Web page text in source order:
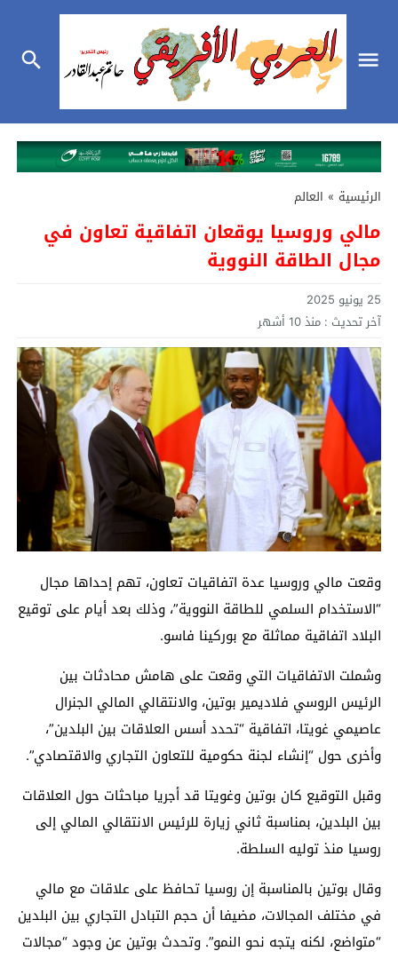
الرئيسية » العالم
مالي وروسيا يوقعان اتفاقية تعاون في
مجال الطاقة النووية
25 يونيو 2025
آخر تحديث : منذ 10 أشهر
وقعت مالي وروسيا عدة اتفاقيات تعاون، تهم إحداها مجال
“الاستخدام السلمي للطاقة النووية”، وذلك بعد أيام على توقيع
البلاد اتفاقية مماثلة مع بوركينا فاسو.
وشملت الاتفاقيات التي وقعت على هامش محادثات بين
الرئيس الروسي فلاديمير بوتين، والانتقالي المالي الجنرال
عاصيمي غويتا، اتفاقية “تحدد أسس العلاقات بين البلدين”،
وأخرى حول “إنشاء لجنة حكومية للتعاون التجاري والاقتصادي”.
وقبل التوقيع كان بوتين وغويتا قد أجريا مباحثات حول العلاقات
بين البلدين، بمناسبة ثاني زيارة للرئيس الانتقالي المالي إلى
روسيا منذ توليه السلطة.
وقال بوتين بالمناسبة إن روسيا تحافظ على علاقات مع مالي
في مختلف المجالات، مضيفا أن حجم التبادل التجاري بين البلدين
“متواضع، لكنه يتجه نحو النمو”. وتحدث بوتين عن وجود “مجالات